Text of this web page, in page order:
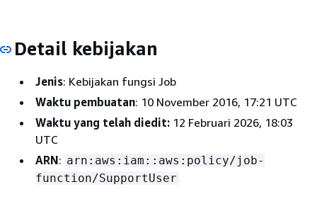
Detail kebijakan
Jenis: Kebijakan fungsi Job
Waktu pembuatan: 10 November 2016, 17:21 UTC
Waktu yang telah diedit: 12 Februari 2026, 18:03
UTC
ARN: arn:aws:iam::aws:policy/job-
function/SupportUser